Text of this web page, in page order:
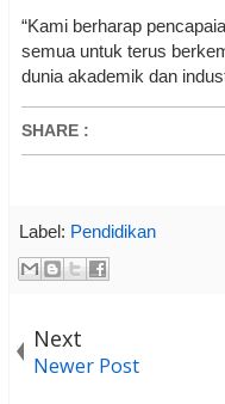
“Kami berharap
semua untuk terus
dunia akademik dan
SHARE :
Label: Pendidikan
Next
Newer Post